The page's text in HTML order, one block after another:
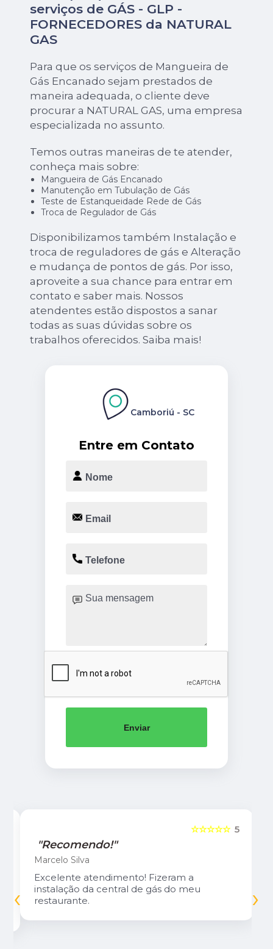
serviços de GÁS - GLP -
FORNECEDORES da NATURAL
GAS
Para que os serviços de Mangueira de
Gás Encanado sejam prestados de
maneira adequada, o cliente deve
procurar a NATURAL GAS, uma empresa
especializada no assunto.
Temos outras maneiras de te atender,
conheça mais sobre:
Mangueira de Gás Encanado
Manutenção em Tubulação de Gás
Teste de Estanqueidade Rede de Gás
Troca de Regulador de Gás
Disponibilizamos também Instalação e
troca de reguladores de gás e Alteração
e mudança de pontos de gás. Por isso,
aproveite a sua chance para entrar em
contato e saber mais. Nossos
atendentes estão dispostos a sanar
todas as suas dúvidas sobre os
trabalhos oferecidos. Saiba mais!
Entre em Contato
Camboriú - SC
Enviar
5
☆☆☆☆☆
"Recomendo!"
Marcelo Silva
Excelente atendimento! Fizeram a
instalação da central de gás do meu
restaurante.
‹ ›